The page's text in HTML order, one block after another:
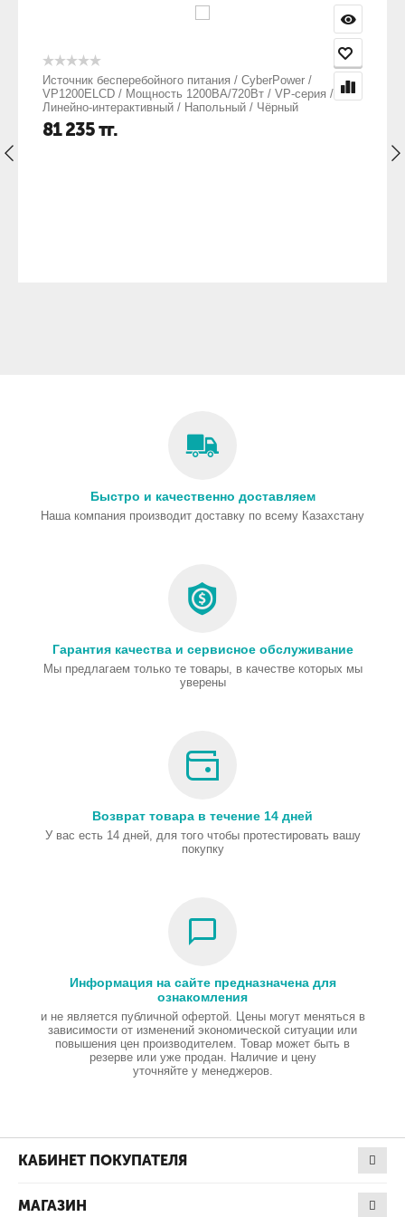
Широкий диапазон входного напряжения (120–300 В
Источник бесперебойного питания / CyberPower /
VP1200ELCD / Мощность 1200ВА/720Вт / VP-серия /
Линейно-интерактивный / Напольный / Чёрный
81 235тг.
Быстро и качественно доставляем
Наша компания производит доставку по всему Казахстану
Гарантия качества и сервисное обслуживание
Мы предлагаем только те товары, в качестве которых мы
уверены
Возврат товара в течение 14 дней
У вас есть 14 дней, для того чтобы протестировать вашу
покупку
Информация на сайте предназначена для
ознакомления
и не является публичной офертой. Цены могут меняться в
зависимости от изменений экономической ситуации или
повышения цен производителем. Товар может быть в
резерве или уже продан. Наличие и цену
уточняйте у менеджеров.
КАБИНЕТ ПОКУПАТЕЛЯ
МАГАЗИН